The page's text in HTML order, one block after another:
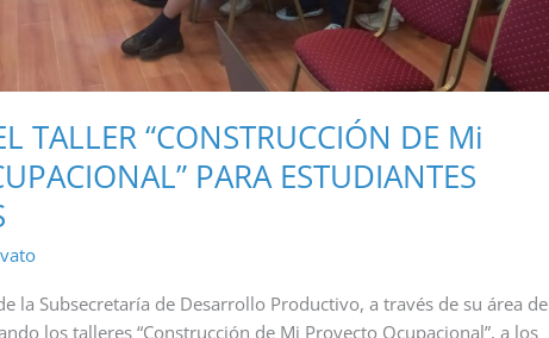
TALLER “CONSTRUCCIÓN DE Mi
PARA ESTUDIANTES
la Subsecretaría de Desarrollo Productivo, a través de su área de
los talleres “Construcción de Mi Proyecto Ocupacional”, a los